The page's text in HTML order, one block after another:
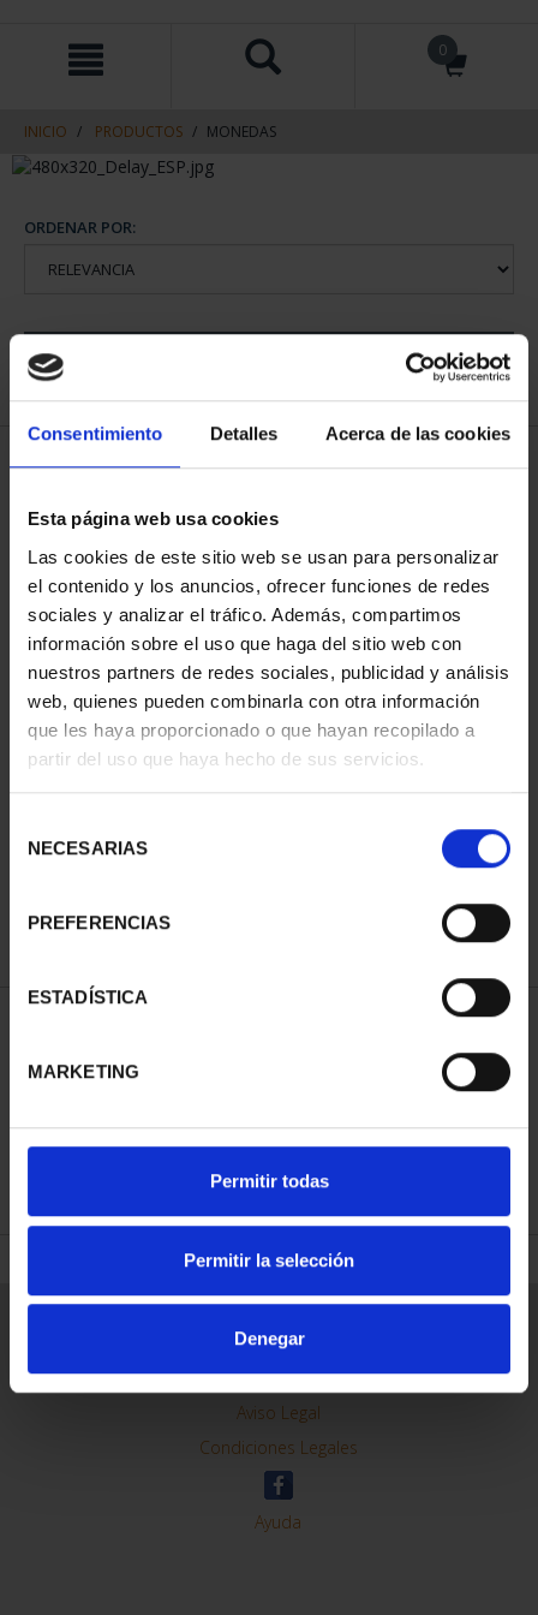
Consentimiento Detalles Acerca de las cookies
Esta página web usa cookies
Las cookies de este sitio web se usan para personalizar
el contenido y los anuncios, ofrecer funciones de redes
sociales y analizar el tráfico. Además, compartimos
información sobre el uso que haga del sitio web con
nuestros partners de redes sociales, publicidad y análisis
web, quienes pueden combinarla con otra información
que les haya proporcionado o que hayan recopilado a
partir del uso que haya hecho de sus servicios.
NECESARIAS
PREFERENCIAS
ESTADÍSTICA
MARKETING
Permitir todas
Permitir la selección
Denegar
contenido
navegacin
0
INICIO PRODUCTOS MONEDAS
ORDENAR POR:
1 Productos encontrados
145,00 €
REFINAR
Contacto
Preguntas Frequentes (FAQs)
Aviso Legal
Condiciones Legales
Ayuda